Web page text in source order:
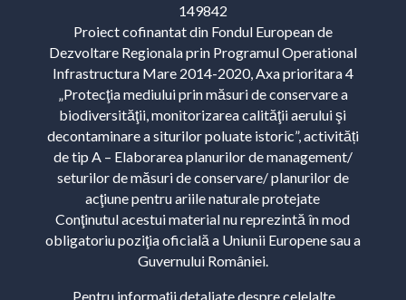
149842
Proiect cofinantat din Fondul European de
Dezvoltare Regionala prin Programul Operational
Infrastructura Mare 2014-2020, Axa prioritara 4
„Protecţia mediului prin măsuri de conservare a
biodiversităţii, monitorizarea calităţii aerului şi
decontaminare a siturilor poluate istoric”, activități
de tip A – Elaborarea planurilor de management/
seturilor de măsuri de conservare/ planurilor de
acţiune pentru ariile naturale protejate
Conţinutul acestui material nu reprezintă în mod
obligatoriu poziţia oficială a Uniunii Europene sau a
Guvernului României.
Pentru informații detaliate despre celelalte